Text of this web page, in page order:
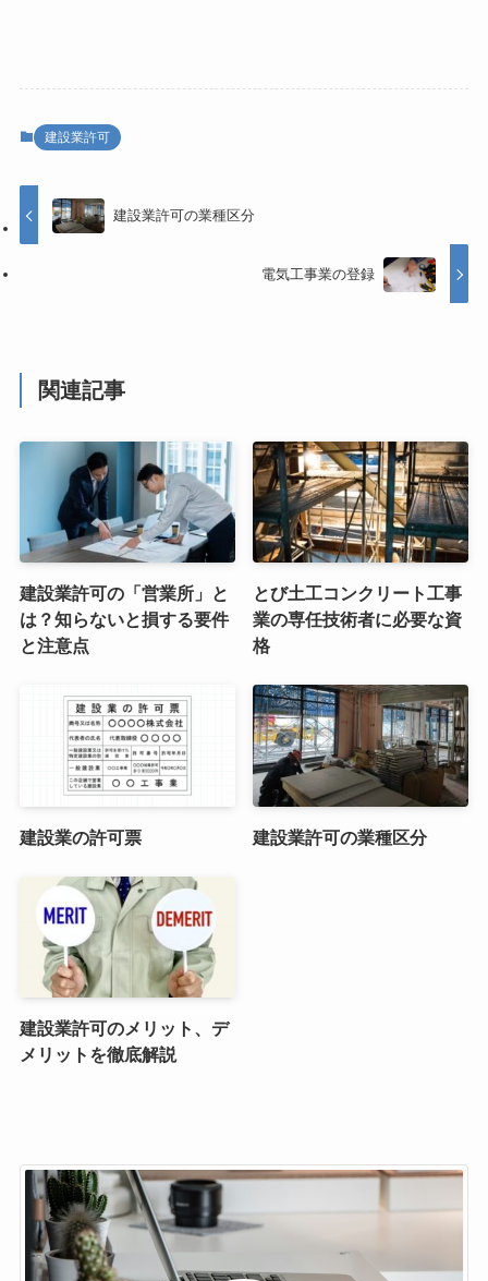
建設業許可
建設業許可の業種区分
電気工事業の登録
関連記事
建設業許可の「営業所」と
は？知らないと損する要件
と注意点
とび土工コンクリート工事
業の専任技術者に必要な資
格
建設業の許可票 建設業許可の業種区分
建設業許可のメリット、デ
メリットを徹底解説